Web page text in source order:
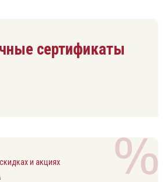
сертификаты
и акциях